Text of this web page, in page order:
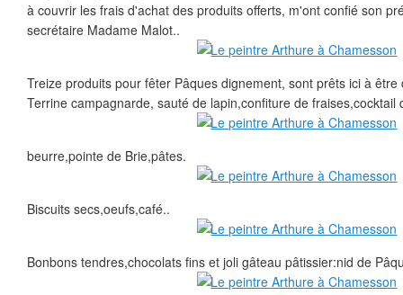
à couvrir les frais d'achat des produits offerts, m'ont confié son
secrétaire Madame Malot..
Treize produits pour fêter Pâques dignement, sont prêts ici à être
Terrine campagnarde, sauté de lapin,confiture de fraises,cocktail
beurre,pointe de Brie,pâtes.
Biscuits secs,oeufs,café..
Bonbons tendres,chocolats fins et joli gâteau pâtissier:nid de